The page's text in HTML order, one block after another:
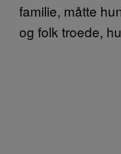
familie, måtte
og folk troede,